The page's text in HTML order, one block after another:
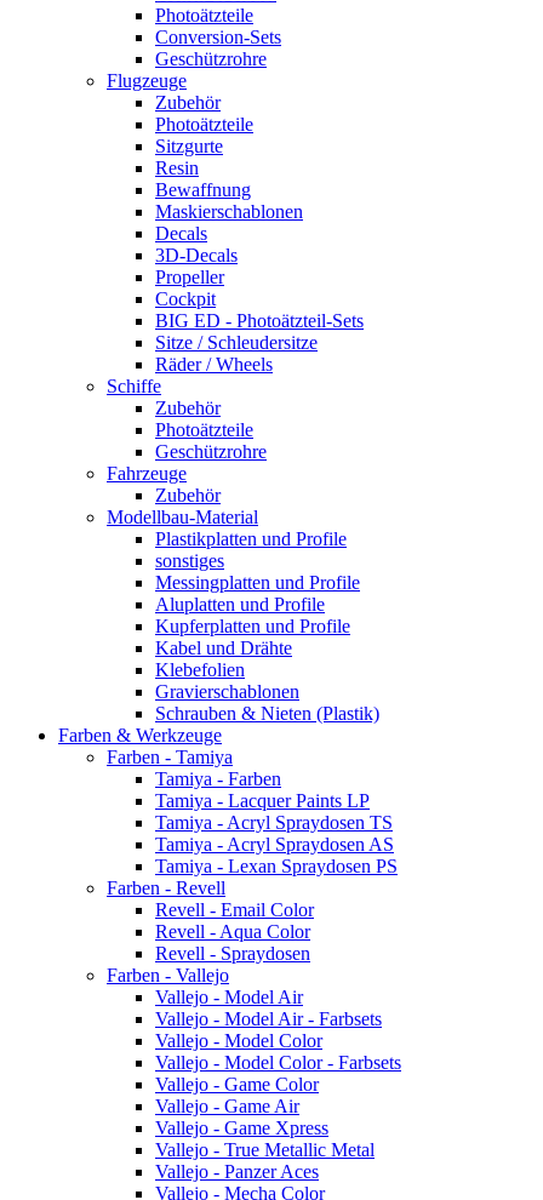
Photoätzteile
Conversion-Sets
Geschützrohre
Flugzeuge
Zubehör
Photoätzteile
Sitzgurte
Resin
Bewaffnung
Maskierschablonen
Decals
3D-Decals
Propeller
Cockpit
BIG ED - Photoätzteil-Sets
Sitze / Schleudersitze
Räder / Wheels
Schiffe
Zubehör
Photoätzteile
Geschützrohre
Fahrzeuge
Zubehör
Modellbau-Material
Plastikplatten und Profile
sonstiges
Messingplatten und Profile
Aluplatten und Profile
Kupferplatten und Profile
Kabel und Drähte
Klebefolien
Gravierschablonen
Schrauben & Nieten (Plastik)
Farben & Werkzeuge
Farben - Tamiya
Tamiya - Farben
Tamiya - Lacquer Paints LP
Tamiya - Acryl Spraydosen TS
Tamiya - Acryl Spraydosen AS
Tamiya - Lexan Spraydosen PS
Farben - Revell
Revell - Email Color
Revell - Aqua Color
Revell - Spraydosen
Farben - Vallejo
Vallejo - Model Air
Vallejo - Model Air - Farbsets
Vallejo - Model Color
Vallejo - Model Color - Farbsets
Vallejo - Game Color
Vallejo - Game Air
Vallejo - Game Xpress
Vallejo - True Metallic Metal
Vallejo - Panzer Aces
Vallejo - Mecha Color